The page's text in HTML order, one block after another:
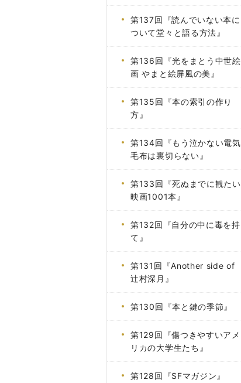
第137回『読んでいない本に
ついて堂々と語る方法』
第136回『光をまとう中世絵
画 やまと絵屏風の美』
第135回『本の索引の作り
方』
第134回『もう泣かない電気
毛布は裏切らない』
第133回『死ぬまでに観たい
映画1001本』
第132回『自分の中に毒を持
て』
第131回『Another side of
辻村深月』
第130回『本と鍵の季節』
第129回『傷つきやすいアメ
リカの大学生たち』
第128回『SFマガジン』